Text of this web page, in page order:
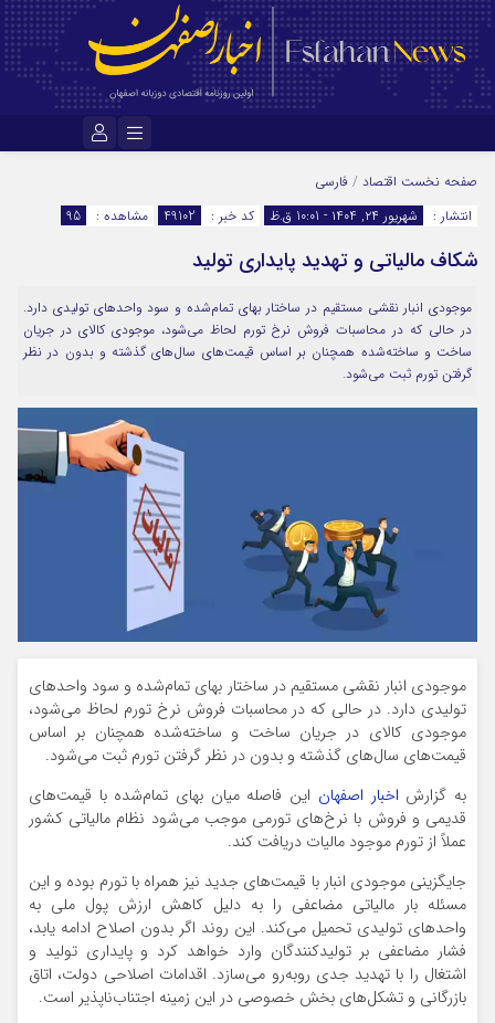
رمز عبور
مرا به خاطر بسپار
صفحه نخست اقتصاد / فارسی
انتشار :
شهریور ۲۴, ۱۴۰۴ - 10:01 ق.ظ کد خبر : 49102 مشاهده : 95
شکاف مالیاتی و تهدید پایداری تولید
موجودی انبار نقشی مستقیم در ساختار بهای تمام‌شده و سود واحدهای تولیدی دارد.
در حالی که در محاسبات فروش نرخ تورم لحاظ می‌شود، موجودی کالای در جریان
ساخت و ساخته‌شده همچنان بر اساس قیمت‌های سال‌های گذشته و بدون در نظر
گرفتن تورم ثبت می‌شود.
موجودی انبار نقشی مستقیم در ساختار بهای تمام‌شده و سود واحدهای
تولیدی دارد. در حالی که در محاسبات فروش نرخ تورم لحاظ می‌شود،
موجودی کالای در جریان ساخت و ساخته‌شده همچنان بر اساس
قیمت‌های سال‌های گذشته و بدون در نظر گرفتن تورم ثبت می‌شود.
به گزارش اخبار اصفهان این فاصله میان بهای تمام‌شده با قیمت‌های
قدیمی و فروش با نرخ‌های تورمی موجب می‌شود نظام مالیاتی کشور
عملاً از تورم موجود مالیات دریافت کند.
جایگزینی موجودی انبار با قیمت‌های جدید نیز همراه با تورم بوده و این
مسئله بار مالیاتی مضاعفی را به دلیل کاهش ارزش پول ملی به
واحدهای تولیدی تحمیل می‌کند. این روند اگر بدون اصلاح ادامه یابد،
فشار مضاعفی بر تولیدکنندگان وارد خواهد کرد و پایداری تولید و
اشتغال را با تهدید جدی روبه‌رو می‌سازد. اقدامات اصلاحی دولت، اتاق
بازرگانی و تشکل‌های بخش خصوصی در این زمینه اجتناب‌ناپذیر است.